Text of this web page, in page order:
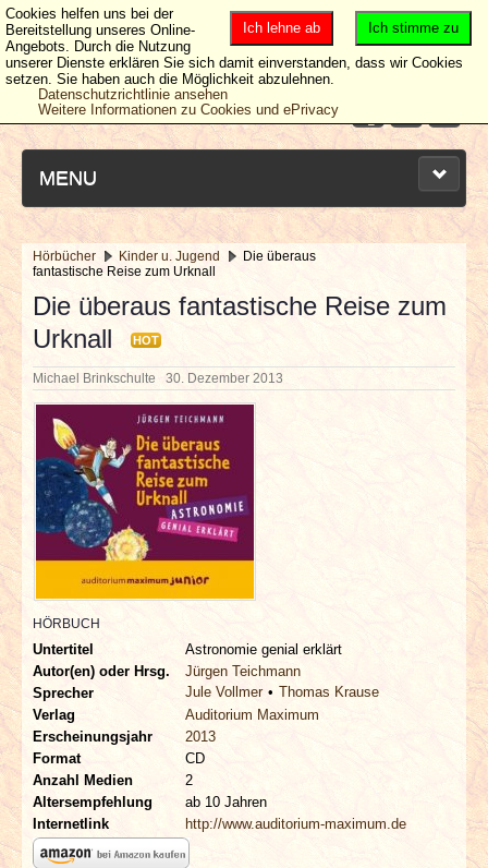
MENU
NEUESTE ARTIKEL
NEWS & DATES
BERICHTE
VERLOSUNGEN
INTERVIEWS
SPECIALS
REDAKTION
LINKS
ARCHIV
Hörbücher Kinder u. Jugend
Die überaus
fantastische Reise zum Urknall
Die überaus fantastische Reise zum
Urknall
HOT
Michael Brinkschulte 30. Dezember 2013
HÖRBUCH
Untertitel
Astronomie genial erklärt
Autor(en) oder Hrsg.
Jürgen Teichmann
Sprecher
Jule Vollmer
Thomas Krause
Verlag
Auditorium Maximum
Erscheinungsjahr
2013
Format
CD
Anzahl Medien
2
Altersempfehlung
ab 10 Jahren
Internetlink
http://www.auditorium-maximum.de
Ich stimme zu
Ich lehne ab
Cookies helfen uns bei der
Bereitstellung unseres Online-
Angebots. Durch die Nutzung
unserer Dienste erklären Sie sich damit einverstanden, dass wir Cookies
setzen. Sie haben auch die Möglichkeit abzulehnen.
Datenschutzrichtlinie ansehen
Weitere Informationen zu Cookies und ePrivacy